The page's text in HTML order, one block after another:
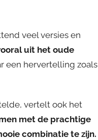
veel versies en
uit het oude
een hervertelling zoals
vertelt ook het
met de prachtige
combinatie te zijn.